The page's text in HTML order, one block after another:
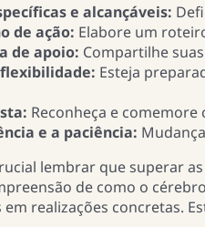
e alcançáveis:
de ação: Elabore um
de apoio: Compartilhe
Esteja
Reconheça e
e a paciência:
lembrar que superar
de como o
realizações concretas.